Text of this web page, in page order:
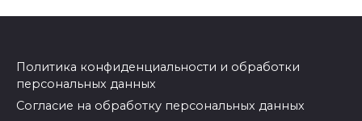
Политика конфиденциальности и обработки
персональных данных
Согласие на обработку персональных данных